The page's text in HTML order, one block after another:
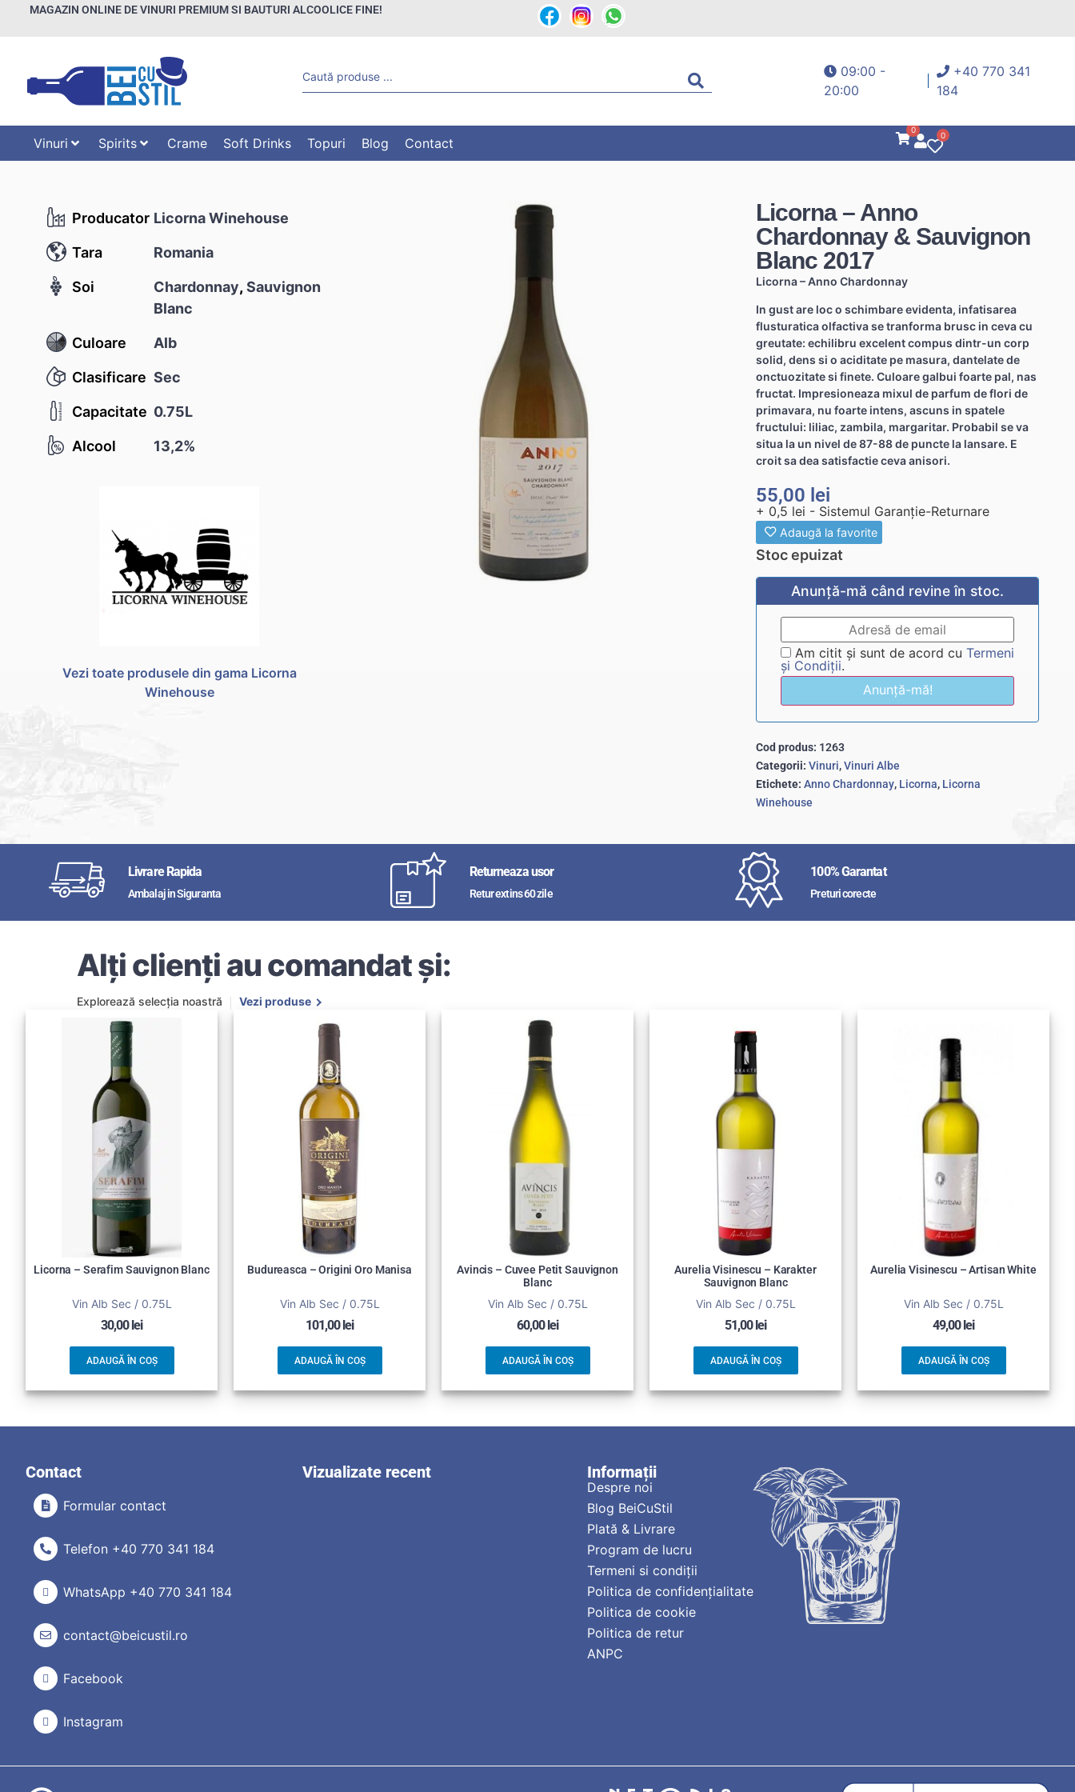
MAGAZIN ONLINE DE VINURI PREMIUM SI BAUTURI ALCOOLICE FINE!
09:00 -
20:00
+40 770 341
184
Vinuri Spirits Crame Soft Drinks Topuri Blog Contact
0
0
Producator Licorna Winehouse
Tara Romania
Soi Chardonnay,Sauvignon
Blanc
Culoare Alb
Clasificare Sec
Capacitate 0.75L
Alcool 13,2%
Vezi toate produsele din gama Licorna
Winehouse
Licorna – Anno
Chardonnay & Sauvignon
Blanc 2017
Licorna – Anno Chardonnay
In gust are loc o schimbare evidenta, infatisarea
flusturatica olfactiva se tranforma brusc in ceva cu
greutate: echilibru excelent compus dintr-un corp
solid, dens si o aciditate pe masura, dantelate de
onctuozitate si finete. Culoare galbui foarte pal, nas
fructat. Impresioneaza mixul de parfum de flori de
primavara, nu foarte intens, ascuns in spatele
fructului: liliac, zambila, margaritar. Probabil se va
situa la un nivel de 87-88 de puncte la lansare. E
croit sa dea satisfactie ceva anisori.
55,00 lei
+ 0,5 lei - Sistemul Garanție-Returnare
Adaugă la favorite
Stoc epuizat
Anunță-mă când revine în stoc.
Am citit și sunt de acord cuTermeni
și Condiții.
Anunță-mă!
Cod produs: 1263
Categorii: Vinuri,Vinuri Albe
Etichete: Anno Chardonnay, Licorna, Licorna
Winehouse
Livrare Rapida
Ambalaj in Siguranta
Returneaza usor
Retur extins 60 zile
100% Garantat
Preturi corecte
Alți clienți au comandat și:
Explorează selecția noastră Vezi produse
Licorna – Serafim Sauvignon Blanc
Vin Alb Sec / 0.75L
30,00lei
ADAUGĂ ÎN COȘ
Budureasca – Origini Oro Manisa
Vin Alb Sec / 0.75L
101,00lei
ADAUGĂ ÎN COȘ
Avincis – Cuvee Petit Sauvignon
Blanc
Vin Alb Sec / 0.75L
60,00lei
ADAUGĂ ÎN COȘ
Aurelia Visinescu – Karakter
Sauvignon Blanc
Vin Alb Sec / 0.75L
51,00lei
ADAUGĂ ÎN COȘ
Aurelia Visinescu – Artisan White
Vin Alb Sec / 0.75L
49,00lei
ADAUGĂ ÎN COȘ
Contact
Formular contact
Telefon +40 770 341 184
WhatsApp +40 770 341 184
contact@beicustil.ro
Facebook
Instagram
Vizualizate recent Informații
Despre noi
Blog BeiCuStil
Plată & Livrare
Program de lucru
Termeni si condiții
Politica de confidențialitate
Politica de cookie
Politica de retur
ANPC